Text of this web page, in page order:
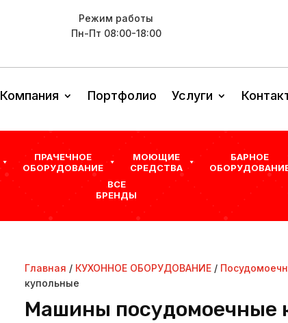
Режим работы
Пн-Пт 08:00-18:00
Компания Портфолио Услуги
ПРАЧЕЧНОЕ
ОБОРУДОВАНИЕ
МОЮЩИЕ
СРЕДСТВА
БАРНОЕ
ВСЕ
БРЕНДЫ
Главная / КУХОННОЕ ОБОРУДОВАНИЕ/
купольные
Машины посудомоечные